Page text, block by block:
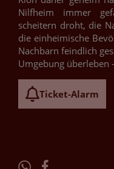
Nilfheim immer
scheitern droht, die
die einheimische
Nachbarn feindlich
Umgebung überleben
Ticket-Alarm